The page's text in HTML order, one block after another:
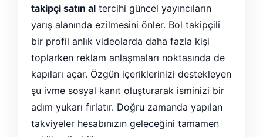
takipçi satın al tercihi güncel yayıncıların
yarış alanında ezilmesini önler. Bol takipçili
bir profil anlık videolarda daha fazla kişi
toplarken reklam anlaşmaları noktasında de
kapıları açar. Özgün içeriklerinizi destekleyen
şu ivme sosyal kanıt oluşturarak isminizi bir
adım yukarı fırlatır. Doğru zamanda yapılan
takviyeler hesabınızın geleceğini tamamen